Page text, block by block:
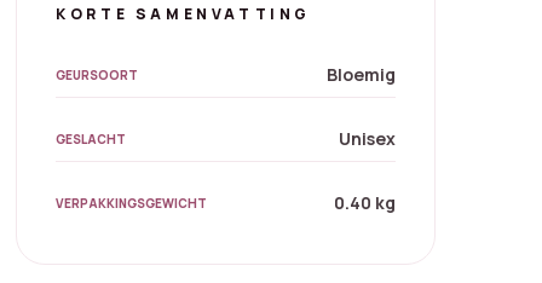
KORTE SAMENVATTING
GEURSOORT Bloemig
GESLACHT Unisex
VERPAKKINGSGEWICHT 0.40 kg